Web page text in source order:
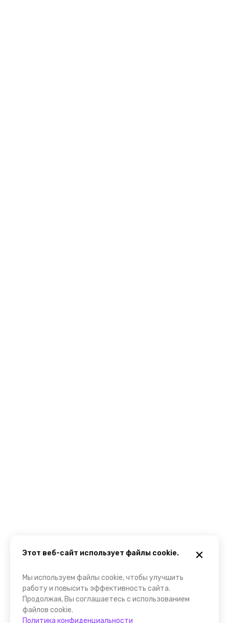
Этот веб-сайт использует файлы cookie.
Мы используем файлы cookie, чтобы улучшить
работу и повысить эффективность сайта.
Продолжая, Вы соглашаетесь с использованием
файлов cookie.
Политика конфиденциальности